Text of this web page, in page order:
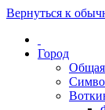
Вернуться к
Город